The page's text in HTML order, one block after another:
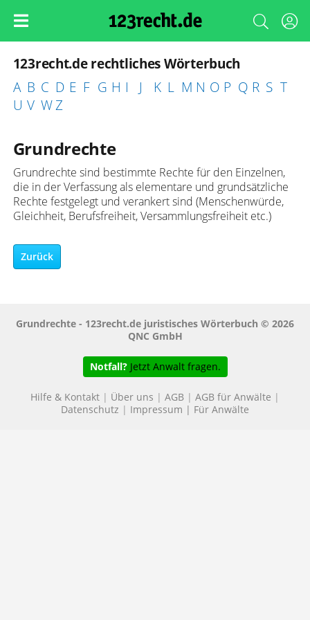
123recht.de rechtliches Wörterbuch
A B C D E F G H I J K L M N O P Q R S T
U V WZ
Grundrechte
Grundrechte sind bestimmte Rechte für den Einzelnen,
die in der Verfassung als elementare und grundsätzliche
Rechte festgelegt und verankert sind (Menschenwürde,
Gleichheit, Berufsfreiheit, Versammlungsfreiheit etc.)
Zurück
Grundrechte - 123recht.de juristisches Wörterbuch © 2026
QNC GmbH
Notfall? Jetzt Anwalt fragen.
Hilfe & Kontakt | Über uns | AGB | AGB für Anwälte |
Datenschutz | Impressum | Für Anwälte